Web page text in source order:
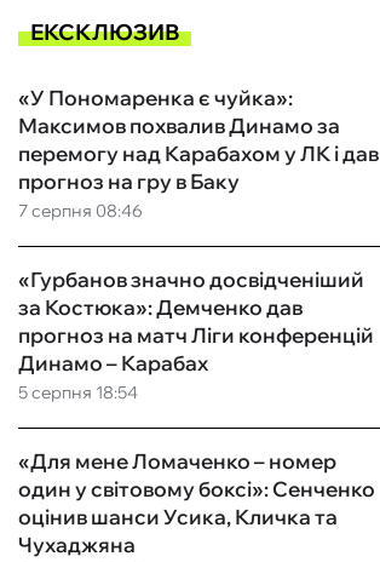
ЕКСКЛЮЗИВ
7 серпня 08:46
«У Пономаренка є чуйка»:
Максимов похвалив Динамо за
перемогу над Карабахом у ЛК і дав
прогноз на гру в Баку
5 серпня 18:54
«Гурбанов значно досвідченіший
за Костюка»: Демченко дав
прогноз на матч Ліги конференцій
Динамо – Карабах
«Для мене Ломаченко – номер
один у світовому боксі»: Сенченко
оцінив шанси Усика, Кличка та
Чухаджяна